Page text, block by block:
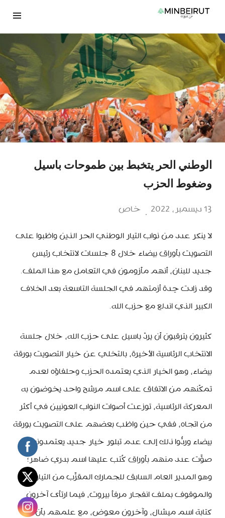
انتقل
المحتوى
الوطني الحر يتخبط بين طموحات باسيل
وضغوط الحزب
13 ديسمبر، 2022 خاص
لا ينكر عدد من نواب التيار الوطني الحر الذين واظبوا على
التصويت بأوراق بيضاء خلال 8 جلسات لانتخاب رئيس
جديد للبنان، أنهم مأزومون في التعامل مع هذا الملف.
وقد زادت حِدة أزمتهم في الجلسة التاسعة بعد الخلاف
الكبير الذي اندلع مع حزب الله.
كثيرون يترقبون أن يردّ باسيل على حزب الله، خلال جلسة
الانتخاب الرئاسية الأخيرة، بالتخلي عن خيار التصويت بورقة
بيضاء، وهو الخيار الذي يعتمده الحزب وحلفاؤه لعدم
تمكّنهم من الاتفاق على اسم مرشح واحد يخوضون به
المعركة الرئاسية، توزعت أصوات النواب العونيين في أكثر
من اتجاه، ففي حين واظب بعضهم على التصويت بورقة
بيضاء وردُّوا ذلك إلى عدم تبلور خيار جديد يعتمدونه،
صوَّت عدد منهم بأوراق كُتب عليها اسم بدري ضاهر؛
وهو المدير العام السابق للجمارك المقرَّب من التيار
والموقوف بملف انفجار مرفأ بيروت، فيما ارتأى آخرون
كتابة اسم ميشال، وآخرون معوض، مع علمهم بأن